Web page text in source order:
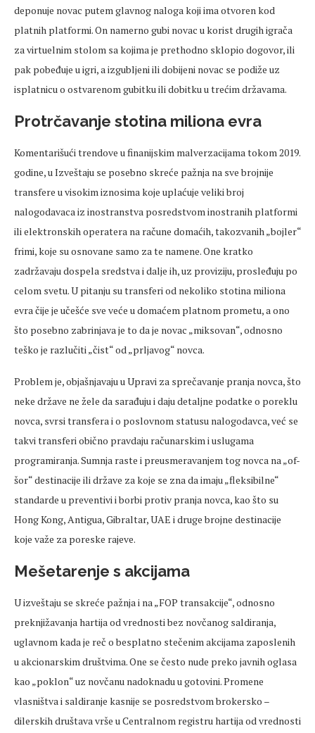
deponuje novac putem glavnog naloga koji ima otvoren kod
platnih platformi. On namerno gubi novac u korist drugih igrača
za virtuelnim stolom sa kojima je prethodno sklopio dogovor, ili
pak pobeđuje u igri, a izgubljeni ili dobijeni novac se podiže uz
isplatnicu o ostvarenom gubitku ili dobitku u trećim državama.
Protrčavanje stotina miliona evra
Komentarišući trendove u finanijskim malverzacijama tokom 2019.
godine, u Izveštaju se posebno skreće pažnja na sve brojnije
transfere u visokim iznosima koje uplaćuje veliki broj
nalogodavaca iz inostranstva posredstvom inostranih platformi
ili elektronskih operatera na račune domaćih, takozvanih „bojler“
frimi, koje su osnovane samo za te namene. One kratko
zadržavaju dospela sredstva i dalje ih, uz proviziju, prosleđuju po
celom svetu. U pitanju su transferi od nekoliko stotina miliona
evra čije je učešće sve veće u domaćem platnom prometu, a ono
što posebno zabrinjava je to da je novac „miksovan“, odnosno
teško je razlučiti „čist“ od „prljavog“ novca.
Problem je, objašnjavaju u Upravi za sprečavanje pranja novca, što
neke države ne žele da sarađuju i daju detaljne podatke o poreklu
novca, svrsi transfera i o poslovnom statusu nalogodavca, već se
takvi transferi obično pravdaju računarskim i uslugama
programiranja. Sumnja raste i preusmeravanjem tog novca na „of-
šor“ destinacije ili države za koje se zna da imaju „fleksibilne“
standarde u preventivi i borbi protiv pranja novca, kao što su
Hong Kong, Antigua, Gibraltar, UAE i druge brojne destinacije
koje važe za poreske rajeve.
Mešetarenje s akcijama
U izveštaju se skreće pažnja i na „FOP transakcije“, odnosno
preknjižavanja hartija od vrednosti bez novčanog saldiranja,
uglavnom kada je reč o besplatno stečenim akcijama zaposlenih
u akcionarskim društvima. One se često nude preko javnih oglasa
kao „poklon“ uz novčanu nadoknadu u gotovini. Promene
vlasništva i saldiranje kasnije se posredstvom brokersko –
dilerskih društava vrše u Centralnom registru hartija od vrednosti